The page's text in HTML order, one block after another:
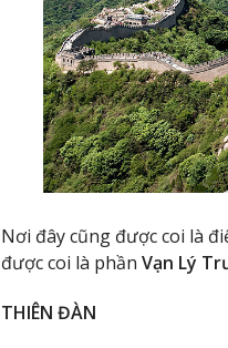
Nơi đây cũng được coi là
được coi là phần Vạn Lý
THIÊN ĐÀN